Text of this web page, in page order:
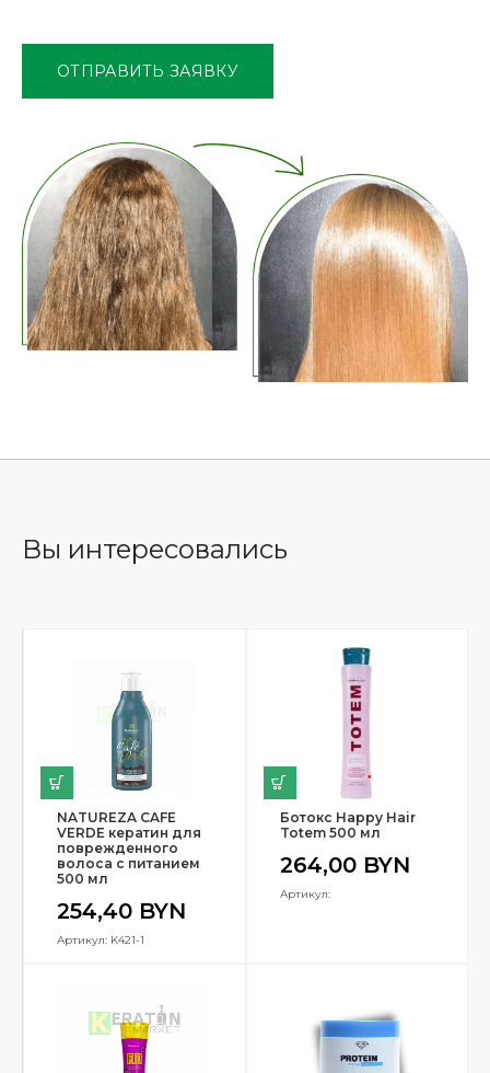
поле
пустым.
ОТПРАВИТЬ ЗАЯВКУ
Вы интересовались
NATUREZA CAFE
VERDE кератин для
поврежденного
волоса с питанием
500 мл
254,40 BYN
Артикул: K421-1
Ботокс Happy Hair
Totem 500 мл
264,00 BYN
Артикул: